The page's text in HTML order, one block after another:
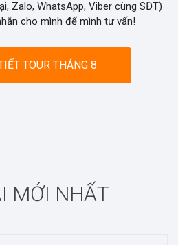
Zalo, WhatsApp, Viber cùng SĐT)
cho mình để mình tư vấn!
TOUR THÁNG 8
MỚI NHẤT